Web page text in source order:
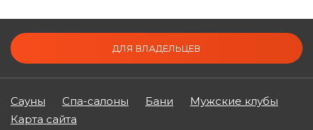
ДЛЯ ВЛАДЕЛЬЦЕВ
Сауны Спа-салоны Бани
Мужские клубы
Карта сайта